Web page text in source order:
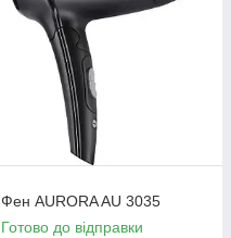
Фен AURORA AU 3035
Готово до відправки